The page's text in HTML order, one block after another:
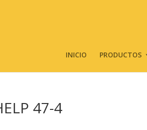
INICIO PRODUCTOS
47-4